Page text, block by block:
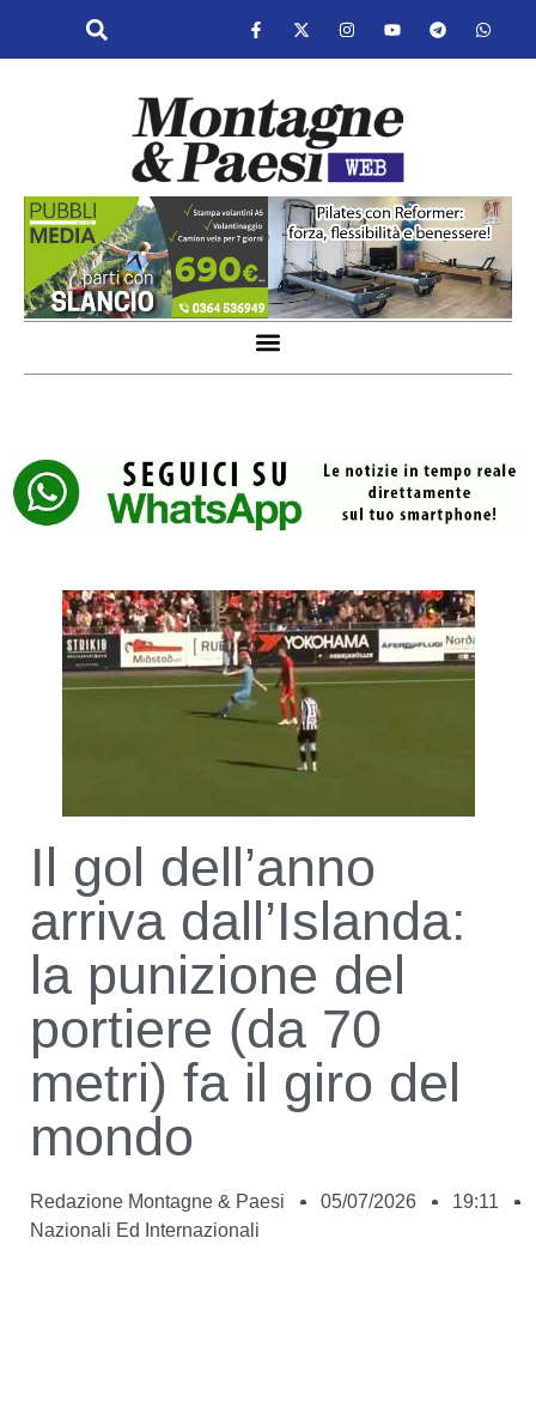
Il gol dell’anno
arriva dall’Islanda:
la punizione del
portiere (da 70
metri) fa il giro del
mondo
Redazione Montagne & Paesi 05/07/2026
19:11
Nazionali Ed Internazionali